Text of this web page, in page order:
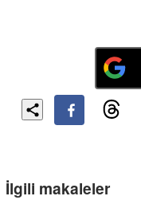
İlgili makaleler